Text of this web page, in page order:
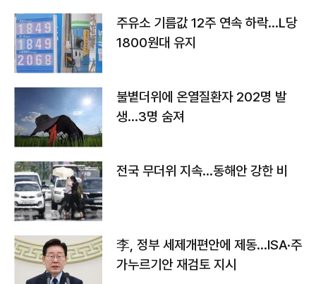
주유소 기름값 12주 연속 하락…L당
1800원대 유지
불볕더위에 온열질환자 202명 발
생…3명 숨져
전국 무더위 지속…동해안 강한 비
李, 정부 세제개편안에 제동…ISA·주
가누르기안 재검토 지시